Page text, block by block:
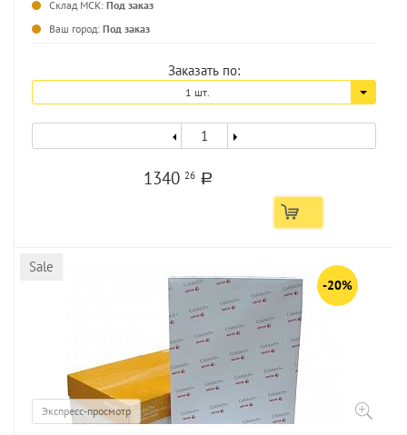
Склад МСК: Под заказ
Ваш город: Под заказ
Заказать по:
1 шт.
134026 a
Sale
-20%
Экспресс-просмотр